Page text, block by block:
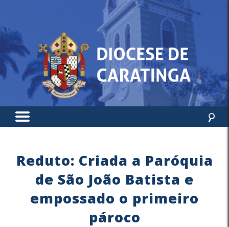
Reduto: Criada a Paróquia
de São João Batista e
empossado o primeiro
pároco